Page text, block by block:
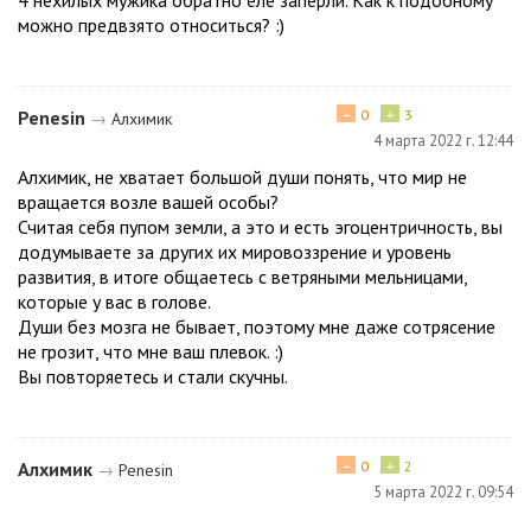
можно предвзято относиться? :)
Penesin → Алхимик + 3
− 0
4 марта 2022 г. 12:44
Алхимик, не хватает большой души понять, что мир не
вращается возле вашей особы?
Считая себя пупом земли, а это и есть эгоцентричность, вы
додумываете за других их мировоззрение и уровень
развития, в итоге общаетесь с ветряными мельницами,
которые у вас в голове.
Души без мозга не бывает, поэтому мне даже сотрясение
не грозит, что мне ваш плевок. :)
Вы повторяетесь и стали скучны.
Алхимик → Penesin + 2
− 0
5 марта 2022 г. 09:54